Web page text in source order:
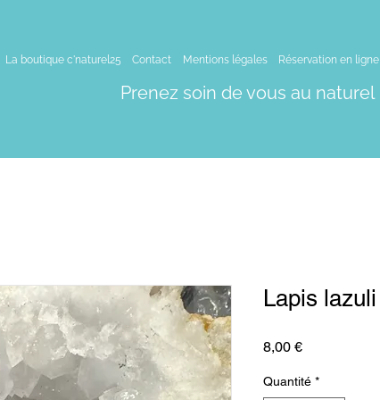
La boutique c'naturel25 Contact Mentions légales Réservation en ligne
Prenez soin de vous au naturel
Lapis lazuli
8,00 €Prix
Quantité *